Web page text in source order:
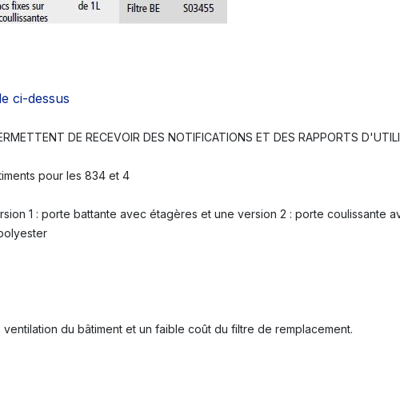
ci-dessus
DE RECEVOIR DES NOTIFICATIONS ET DES RAPPORTS
pour les 834 et 4
1 : porte battante avec étagères et une version 2 : porte coulissante
du bâtiment et un faible coût du filtre de remplacement.